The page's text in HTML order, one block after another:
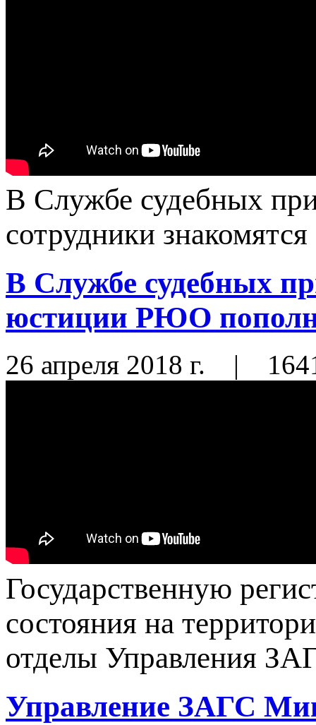
В Службе судебных
сотрудники
В Службе судебных
юстиции РЮО
26 апреля 2018 г. |
Государственную
состояния на
отделы Управления
Управление ЗАГС